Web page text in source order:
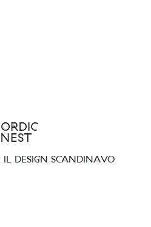
DESIGN SCANDINAVO